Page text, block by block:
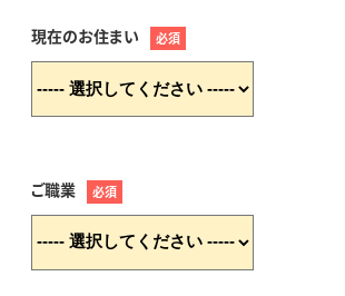
現在のお住まい 必須
ご職業 必須